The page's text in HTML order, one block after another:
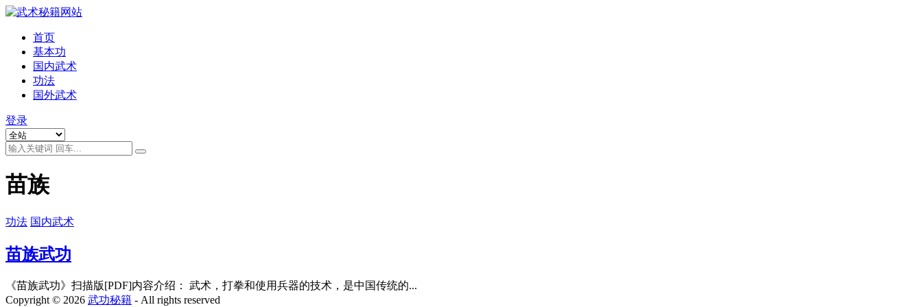
首页
基本功
国内武术
功法
国外武术
登录
苗族
功法 国内武术
苗族武功
《苗族武功》扫描版[PDF]内容介绍： 武术，打拳和使用兵器的技术，是中国传统的...
Copyright © 2026 武功秘籍 - All rights reserved